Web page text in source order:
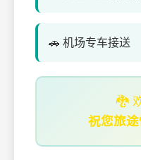
🚗 机场专车接送
🐉
祝您旅